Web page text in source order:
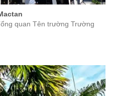
quan Tên trường Trường